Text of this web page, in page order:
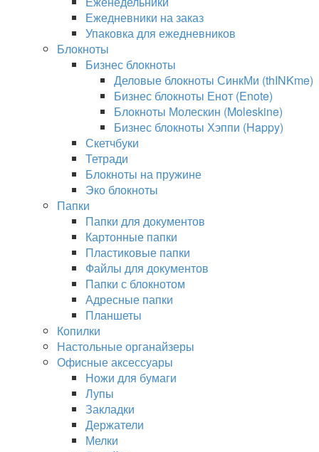
Ежедневники на заказ
Упаковка для ежедневников
Блокноты
Бизнес блокноты
Деловые блокноты СинкМи (thINKme)
Бизнес блокноты Енот (Enote)
Блокноты Молескин (Moleskine)
Бизнес блокноты Хэппи (Happy)
Скетчбуки
Тетради
Блокноты на пружине
Эко блокноты
Папки
Папки для документов
Картонные папки
Пластиковые папки
Файлы для документов
Папки с блокнотом
Адресные папки
Планшеты
Копилки
Настольные органайзеры
Офисные аксессуары
Ножи для бумаги
Лупы
Закладки
Держатели
Мелки